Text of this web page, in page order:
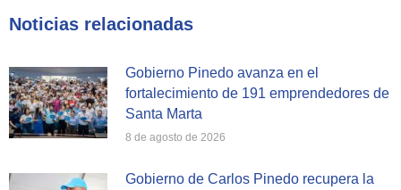
Noticias relacionadas
Gobierno Pinedo avanza en el
fortalecimiento de 191 emprendedores de
Santa Marta
8 de agosto de 2026
Gobierno de Carlos Pinedo recupera la